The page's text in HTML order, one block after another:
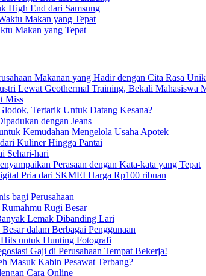
High End dari Samsung
Makan yang Tepat
Makanan yang Hadir dengan Cita Rasa
Lewat Geothermal Training, Bekali Mahasiswa
Miss
Tertarik Untuk Datang Kesana?
dengan Jeans
Kemudahan Mengelola Usaha Apotek
Kuliner Hingga Pantai
Sehari-hari
Perasaan dengan Kata-kata yang Tepat
Pria dari SKMEI Harga Rp100 ribuan
bagi Perusahaan
Rugi Besar
Lemak Dibanding Lari
dalam Berbagai Penggunaan
untuk Hunting Fotografi
Gaji di Perusahaan Tempat Bekerja!
Masuk Kabin Pesawat Terbang?
Cara Online